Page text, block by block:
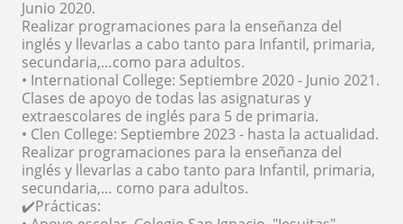
Junio 2020.
Realizar programaciones para la enseñanza del
inglés y llevarlas a cabo tanto para Infantil, primaria,
secundaria,…como para adultos.
• International College: Septiembre 2020 - Junio 2021.
Clases de apoyo de todas las asignaturas y
extraescolares de inglés para 5 de primaria.
• Clen College: Septiembre 2023 - hasta la actualidad.
Realizar programaciones para la enseñanza del
inglés y llevarlas a cabo tanto para Infantil, primaria,
secundaria,… como para adultos.
✔️Prácticas: